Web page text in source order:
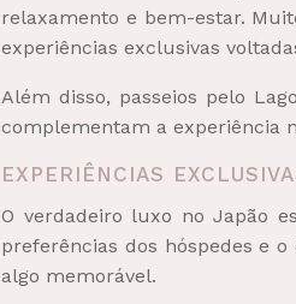
relaxamento e bem-estar.
experiências exclusivas
Além disso, passeios pelo
complementam a experiência
EXPERIÊNCIAS
O verdadeiro luxo no Japão
preferências dos hóspedes e
algo memorável.